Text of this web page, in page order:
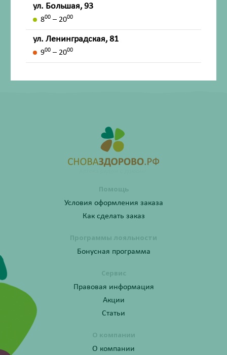
Внешний вид товара, упаковки, может отличаться от
изображения на фотографии.
Имеются противопоказания. Перед применением
лекарственных средств обязательно проконсультируйтесь
со специалистом и ознакомьтесь с официальной
Помощь
Условия оформления заказа
Как сделать заказ
Программы лояльности
Бонусная программа
Сервис
Правовая информация
Акции
Статьи
О компании
О компании
ул. Большая, 93
800 – 2000
ул. Ленинградская, 81
900 – 2000